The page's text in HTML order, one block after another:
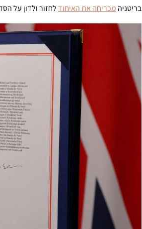
בריטניה מכריחה את האיחוד לחזור ולדון על